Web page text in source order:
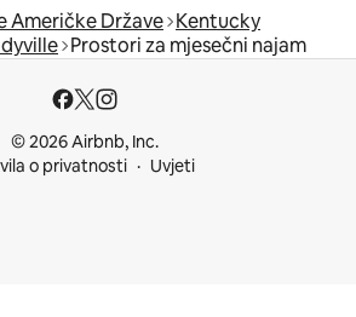
Američke Države Kentucky
Prostori za mjesečni najam
© 2026 Airbnb, Inc.
o privatnosti
Uvjeti